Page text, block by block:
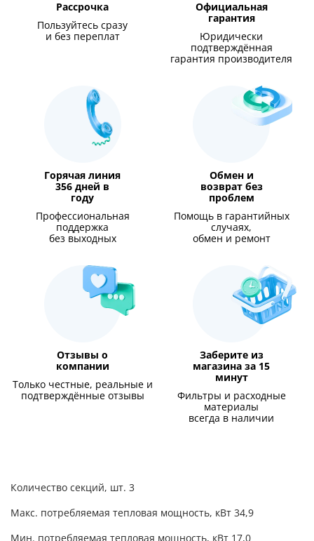
Рассрочка
Пользуйтесь сразу
и без переплат
Официальная
гарантия
Юридически
подтверждённая
гарантия производителя
Горячая линия
356 дней в
году
Профессиональная
поддержка
без выходных
Обмен и
возврат без
проблем
Помощь в гарантийных
случаях,
обмен и ремонт
Отзывы о
компании
Только честные, реальные и
подтверждённые отзывы
Заберите из
магазина за 15
минут
Фильтры и расходные
материалы
всегда в наличии
Количество секций, шт. 3
Макс. потребляемая тепловая мощность, кВт 34,9
Мин. потребляемая тепловая мощность, кВт 17,0